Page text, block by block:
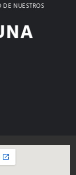
NUESTROS